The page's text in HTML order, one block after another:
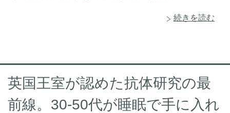
続きを読む
英国王室が認めた抗体研究の最
前線。30-50代が睡眠で手に入れ